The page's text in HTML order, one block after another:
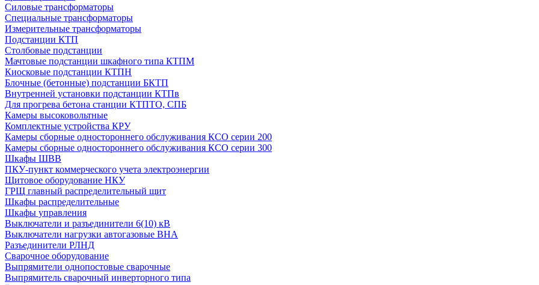
Силовые трансформаторы
Специальные трансформаторы
Измерительные трансформаторы
Подстанции КТП
Столбовые подстанции
Мачтовые подстанции шкафного типа КТПМ
Киосковые подстанции КТПН
Блочные (бетонные) подстанции БКТП
Внутренней установки подстанции КТПв
Для прогрева бетона станции КТПТО, СПБ
Камеры высоковольтные
Комплектные устройства КРУ
Камеры сборные одностороннего обслуживания КСО серии 200
Камеры сборные одностороннего обслуживания КСО серии 300
Шкафы ШВВ
ПКУ-пункт коммерческого учета электроэнергии
Щитовое оборудование НКУ
ГРЩ главный распределительный щит
Шкафы распределительные
Шкафы управления
Выключатели и разъединители 6(10) кВ
Выключатели нагрузки автогазовые ВНА
Разъединители РЛНД
Сварочное оборудование
Выпрямители однопостовые сварочные
Выпрямитель сварочный инверторного типа